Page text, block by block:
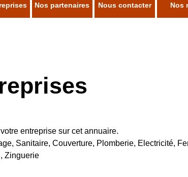
Nos partenaires Nous contacter Nos
entreprise sur cet annuaire.
Sanitaire, Couverture, Plomberie, Electricité,
Zinguerie